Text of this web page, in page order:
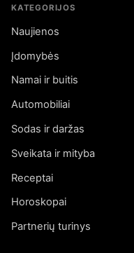
KATEGORIJOS
Naujienos
Įdomybės
Namai ir buitis
Automobiliai
Sodas ir daržas
Sveikata ir mityba
Receptai
Horoskopai
Partnerių turinys